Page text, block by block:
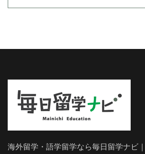
海外留学・語学留学なら毎日留学ナビ